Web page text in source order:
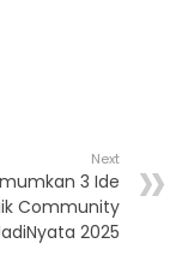
Next
3 Ide
Community
2025